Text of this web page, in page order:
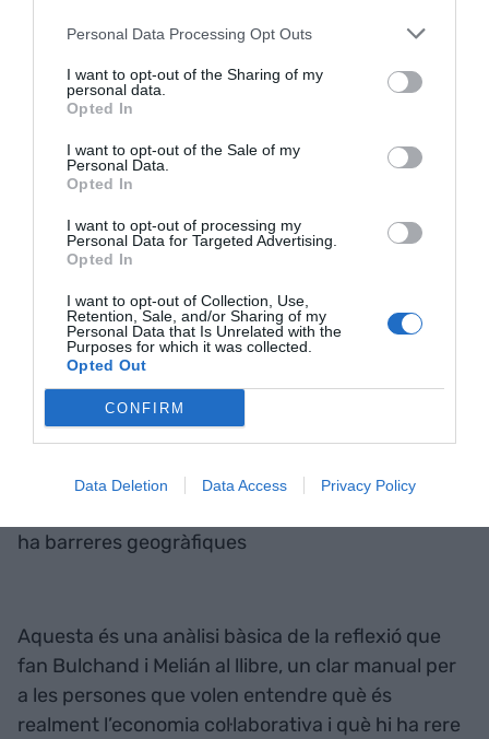
Personal Data Processing Opt Outs
I want to opt-out of the Sharing of my
personal data.
Opted In
I want to opt-out of the Sale of my
Personal Data.
Opted In
I want to opt-out of processing my
Personal Data for Targeted Advertising.
Opted In
I want to opt-out of Collection, Use,
Retention, Sale, and/or Sharing of my
Personal Data that Is Unrelated with the
Purposes for which it was collected.
Opted Out
CONFIRM
Data Deletion Data Access Privacy Policy
Baixa qualificació: hi ha tanta oferta que no cal
una formació de molta qualitat
Avantatges:
Flexibilitat el treballadors gestiona el seu temps
i prioritats
Ingressos complementaris: permet veure-ho
com un extra a la renda del treball que ja es té
Oportunitat d’entrar al mercat laboral: una
porta d’entrada per als qui estan a l’atur
països amb problemes de generar llocs de treball
ha barreres geogràfiques
Aquesta és una anàlisi bàsica de la reflexió que
fan Bulchand i Melián al llibre, un clar manual per
a les persones que volen entendre què és
realment l’economia col·laborativa i què hi ha rere